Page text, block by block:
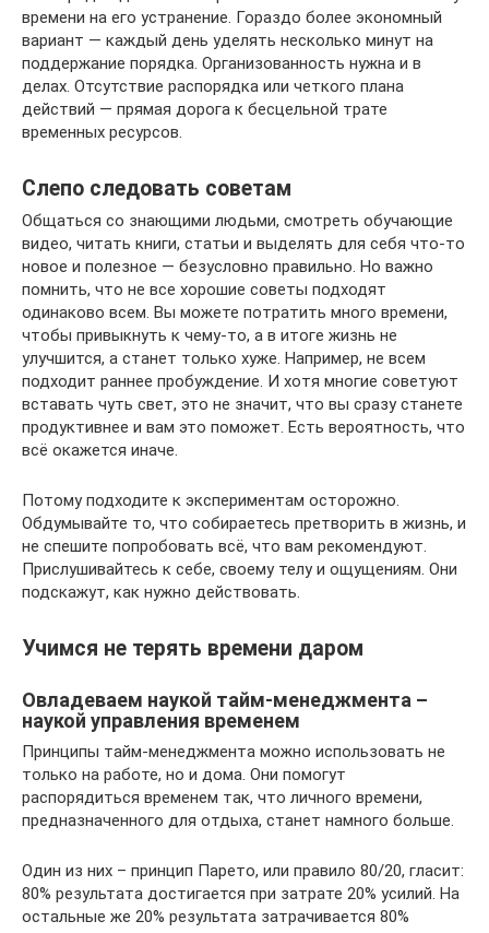
времени на его устранение. Гораздо более экономный
вариант — каждый день уделять несколько минут на
поддержание порядка. Организованность нужна и в
делах. Отсутствие распорядка или четкого плана
действий — прямая дорога к бесцельной трате
временных ресурсов.
Слепо следовать советам
Общаться со знающими людьми, смотреть обучающие
видео, читать книги, статьи и выделять для себя что-то
новое и полезное — безусловно правильно. Но важно
помнить, что не все хорошие советы подходят
одинаково всем. Вы можете потратить много времени,
чтобы привыкнуть к чему-то, а в итоге жизнь не
улучшится, а станет только хуже. Например, не всем
подходит раннее пробуждение. И хотя многие советуют
вставать чуть свет, это не значит, что вы сразу станете
продуктивнее и вам это поможет. Есть вероятность, что
всё окажется иначе.
Потому подходите к экспериментам осторожно.
Обдумывайте то, что собираетесь претворить в жизнь, и
не спешите попробовать всё, что вам рекомендуют.
Прислушивайтесь к себе, своему телу и ощущениям. Они
подскажут, как нужно действовать.
Учимся не терять времени даром
Овладеваем наукой тайм-менеджмента –
наукой управления временем
Принципы тайм-менеджмента можно использовать не
только на работе, но и дома. Они помогут
распорядиться временем так, что личного времени,
предназначенного для отдыха, станет намного больше.
Один из них – принцип Парето, или правило 80/20, гласит:
80% результата достигается при затрате 20% усилий. На
остальные же 20% результата затрачивается 80%